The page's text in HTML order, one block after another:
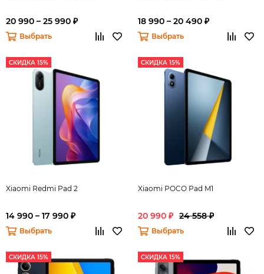
20 990 – 25 990 ₽
Выбрать
18 990 – 20 490 ₽
Выбрать
СКИДКА 15%
Xiaomi Redmi Pad 2
14 990 – 17 990 ₽
Выбрать
СКИДКА 15%
Xiaomi POCO Pad M1
20 990 ₽ 24 558 ₽
Выбрать
СКИДКА 15% СКИДКА 15%